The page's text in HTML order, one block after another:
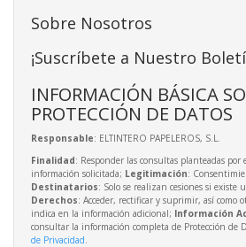
Sobre Nosotros
¡Suscríbete a Nuestro
INFORMACIÓN BÁSICA
PROTECCIÓN DE DATOS
Responsable: ELTINTERO PAPELEROS, S.L.
Finalidad: Responder las consultas planteadas
información solicitada; Legitimación:
Destinatarios: Solo se realizan cesiones si existe
Derechos: Acceder, rectificar y suprimir, así como
indica en la información adicional; Información
consultar la información completa de Protección de
de Privacidad.